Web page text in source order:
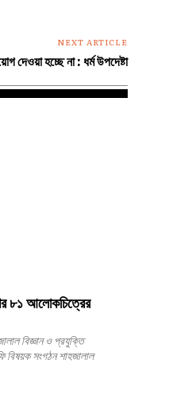
NEXT ARTICLE
দেওয়া হচ্ছে না : ধর্ম উপদেষ্টা
৮১ আলোকচিত্রের
বিষয়ক সংগঠন শাহজালাল